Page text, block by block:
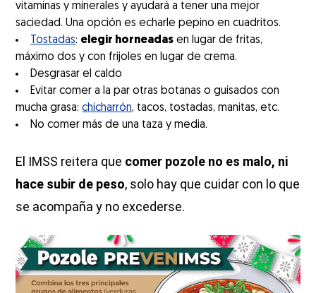
vitaminas y minerales y ayudará a tener una mejor
saciedad. Una opción es echarle pepino en cuadritos.
Tostadas: elegir horneadas en lugar de fritas,
máximo dos y con frijoles en lugar de crema.
Desgrasar el caldo
Evitar comer a la par otras botanas o guisados con
mucha grasa:chicharrón, tacos, tostadas, manitas, etc.
No comer más de una taza y media.
El IMSS reitera que comer pozole no es malo, ni
hace subir de peso, solo hay que cuidar con lo que
se acompaña y no excederse.